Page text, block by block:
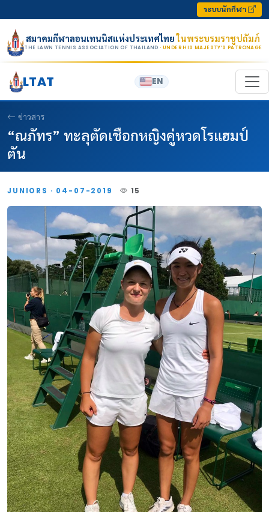
ระบบนักกีฬา
สมาคมกีฬาลอนเทนนิสแห่งประเทศไทยในพระบรมราชูปถัมภ์
THE LAWN TENNIS ASSOCIATION OF THAILAND · UNDER HIS MAJESTY’S PATRONAGE
LTAT EN
ข่าวสาร
“ณภัทร” ทะลุตัดเชือกหญิงคู่หวดโรแฮมป์
ตัน
JUNIORS · 04-07-2019 15